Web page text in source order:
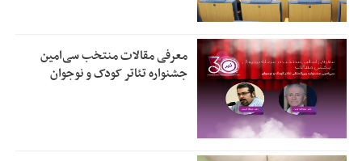
معرفی مقالات منتخب سی‌امین
جشنواره تئاتر کودک و نوجوان